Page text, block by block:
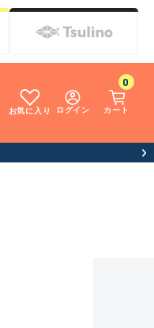
お気に入り ログイン カート
0